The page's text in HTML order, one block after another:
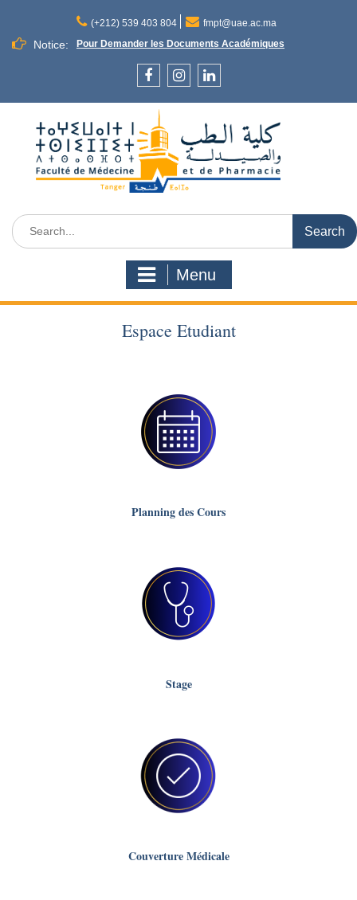
content
(+212) 539 403 804 fmpt@uae.ac.ma
Notice: Pour Demander les Documents Académiques
Search
for:
Menu
Espace Etudiant
Planning des Cours
Stage
Couverture Médicale